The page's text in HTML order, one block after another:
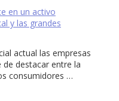
en un activo
y las grandes
actual las empresas
destacar entre la
consumidores …